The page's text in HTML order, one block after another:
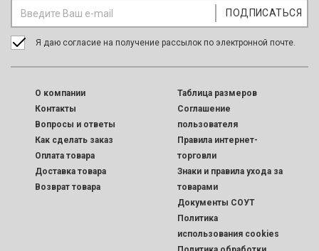
Я даю согласие на получение рассылок по электронной почте.
O компании
Контакты
Вопросы и ответы
Как сделать заказ
Оплата товара
Доставка товара
Возврат товара
Таблица размеров
Соглашение
пользователя
Правила интернет-
торговли
Знаки и правила ухода за
товарами
Документы СОУТ
Политика
использования cookies